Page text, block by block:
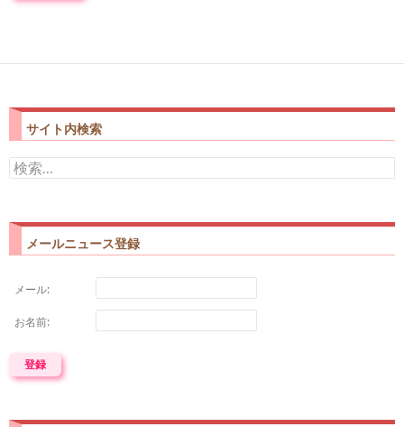
サイト内検索
検
索:
メールニュース登録
メール:
お名前: